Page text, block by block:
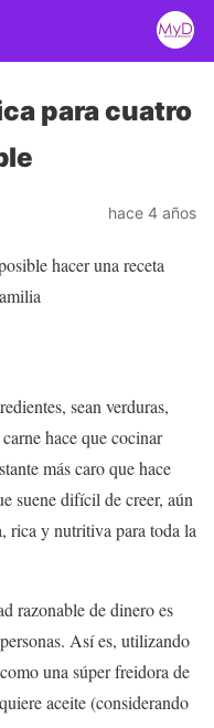
para cuatro
hace 4 años
sean verduras,
hace que cocinar
más caro que hace
suene difícil de creer, aún
rica y nutritiva para toda la
razonable de dinero es
Así es, utilizando
una súper freidora de
aceite (considerando